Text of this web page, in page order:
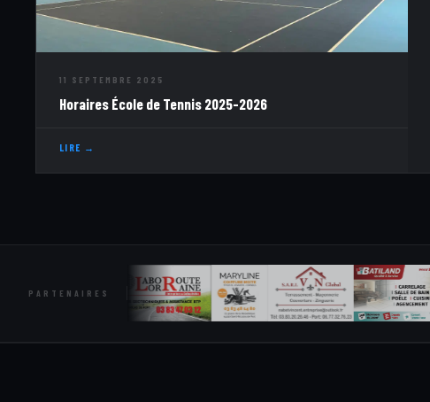
11 SEPTEMBRE 2025
Horaires École de Tennis 2025-2026
LIRE →
PARTENAIRES